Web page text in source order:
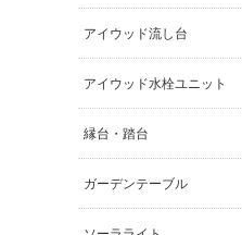
アイウッド流し台
アイウッド水栓ユニット
縁台・踏台
ガーデンテーブル